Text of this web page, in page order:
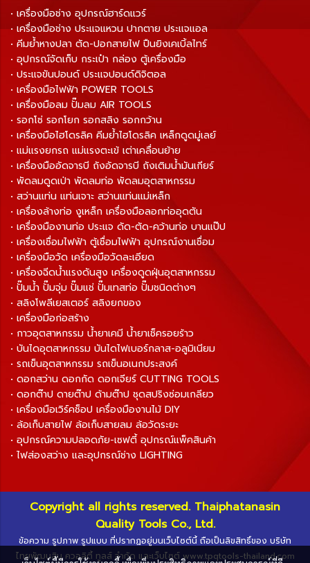
• เครื่องมือช่าง อุปกรณ์ฮาร์ดแวร์
• เครื่องมือช่าง ประแจแหวน ปากตาย ประแจแอล
• คีมย้ำหางปลา ตัด-ปอกสายไฟ ปืนยิงเคเบิ้ลไทร์
• อุปกรณ์จัดเก็บ กระเป๋า กล่อง ตู้เครื่องมือ
• ประแจขันปอนด์ ประแจปอนด์ดิจิตอล
• เครื่องมือไฟฟ้า POWER TOOLS
• เครื่องมือลม ปั๊มลม AIR TOOLS
• รอกโซ่ รอกโยก รอกสลิง รอกกว้าน
• เครื่องมือไฮโดรลิค คีมย้ำไฮโดรลิค เหล็กดูดมู่เลย์
• แม่แรงยกรถ แม่แรงตะเข้ เต่าเคลื่อนย้าย
• เครื่องมืออัดจารบี ถังอัดจารบี ถังเติมน้ำมันเกียร์
• พัดลมดูดเป่า พัดลมท่อ พัดลมอุตสาหกรรม
• สว่านแท่น แท่นเจาะ สว่านแท่นแม่เหล็ก
• เครื่องล้างท่อ งูเหล็ก เครื่องมือลอกท่ออุดตัน
• เครื่องมืองานท่อ ประแจ ดัด-ตัด-คว้านท่อ บานแป๊ป
• เครื่องเชื่อมไฟฟ้า ตู้เชื่อมไฟฟ้า อุปกรณ์งานเชื่อม
• เครื่องมือวัด เครื่องมือวัดละเอียด
• เครื่องฉีดน้ำแรงดันสูง เครื่องดูดฝุ่นอุตสาหกรรม
• ปั๊มน้ำ ปั๊มจุ่ม ปั๊มแช่ ปั๊มเทสท่อ ปั๊มชนิดต่างๆ
• สลิงโพลีเยสเตอร์ สลิงยกของ
• เครื่องมือก่อสร้าง
• กาวอุตสาหกรรม น้ำยาเคมี น้ำยาเช็ครอยร้าว
• บันไดอุตสาหกรรม บันไดไฟเบอร์กลาส-อลูมิเนียม
• รถเข็นอุตสาหกรรม รถเข็นอเนกประสงค์
• ดอกสว่าน ดอกกัด ดอกเจียร์ CUTTING TOOLS
• ดอกต๊าป ดายต๊าป ด้ามต๊าป ชุดสปริงซ่อมเกลียว
• เครื่องมือเวิร์คช็อป เครื่องมืองานไม้ DIY
• ล้อเก็บสายไฟ ล้อเก็บสายลม ล้อวัดระยะ
• อุปกรณ์ความปลอดภัย-เซฟตี้ อุปกรณ์แพ็คสินค้า
• ไฟส่องสว่าง และอุปกรณ์ช่าง LIGHTING
Copyright all rights reserved. Thaiphatanasin
Quality Tools Co., Ltd.
ข้อความ รูปภาพ รูปแบบ ที่ปรากฏอยู่บนเว็บไซต์นี้ ถือเป็นลิขสิทธิ์ของ บริษัท
ไทยพัฒนสิน ควอลิตี้ ทูลส์ จำกัด และเว็บไซต์ www.tpqtools-thailand.com